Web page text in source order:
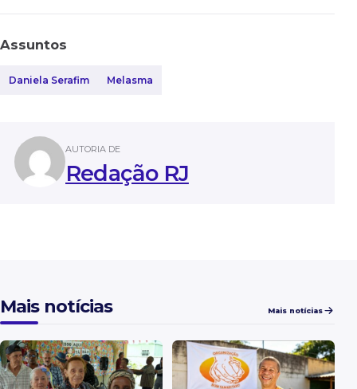
Assuntos
Daniela Serafim Melasma
AUTORIA DE
Redação RJ
Mais notícias Mais notícias